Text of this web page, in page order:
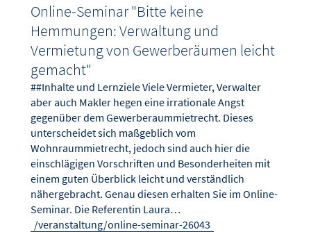
Online-Seminar "Bitte keine
Hemmungen: Verwaltung und
Vermietung von Gewerberäumen leicht
gemacht"
##Inhalte und Lernziele Viele Vermieter, Verwalter
aber auch Makler hegen eine irrationale Angst
gegenüber dem Gewerberaummietrecht. Dieses
unterscheidet sich maßgeblich vom
Wohnraummietrecht, jedoch sind auch hier die
einschlägigen Vorschriften und Besonderheiten mit
einem guten Überblick leicht und verständlich
nähergebracht. Genau diesen erhalten Sie im Online-
Seminar. Die Referentin Laura…
/veranstaltung/online-seminar-26043